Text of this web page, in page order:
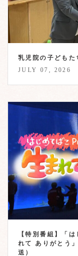
乳児院の子どもた
JULY 07, 2026
【特別番組】「
れて ありがとう
送）